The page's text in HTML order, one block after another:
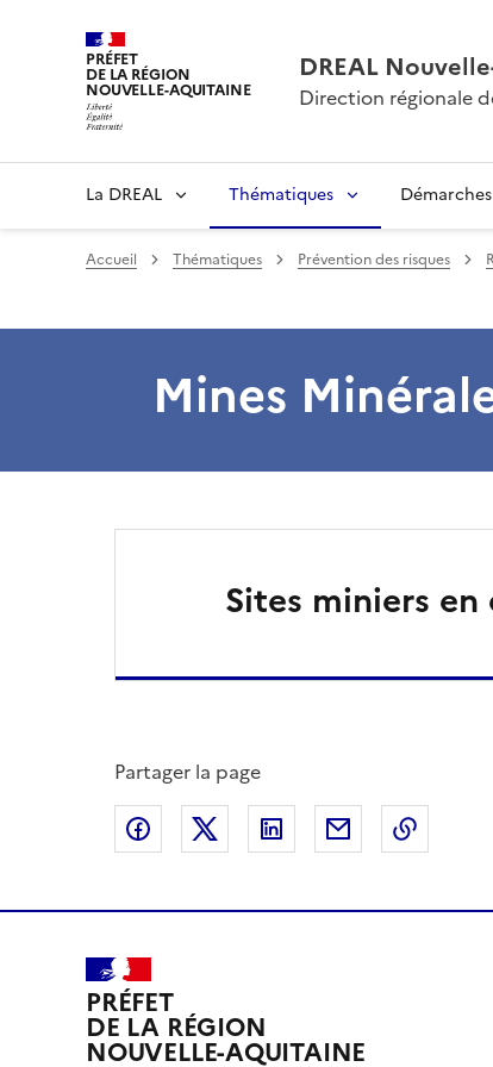
PRÉFET
DE LA RÉGION
NOUVELLE-AQUITAINE
DREAL
Direction régionale
La DREAL Thématiques
Accueil Thématiques Prévention des risques
Mines
Sites miniers
Partager la page
Partager sur Facebook
Partager sur XPartager sur LinkedIn
Partager par
PRÉFET
DE LA RÉGION
NOUVELLE-AQUITAINE